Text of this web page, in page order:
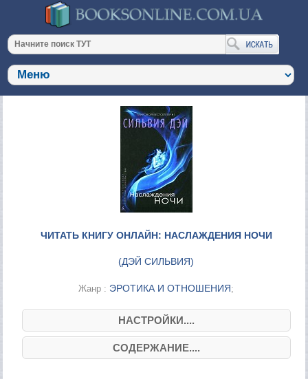
ЧИТАТЬ КНИГУ ОНЛАЙН: НАСЛАЖДЕНИЯ НОЧИ
(ДЭЙ СИЛЬВИЯ)
Жанр : ЭРОТИКА И ОТНОШЕНИЯ;
НАСТРОЙКИ....
СОДЕРЖАНИЕ....